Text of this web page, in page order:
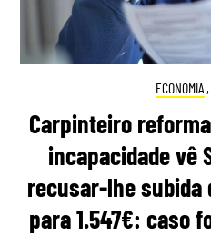
ECONOMIA ,
Carpinteiro
incapacidade vê
recusar-lhe subida
para 1.547€: caso